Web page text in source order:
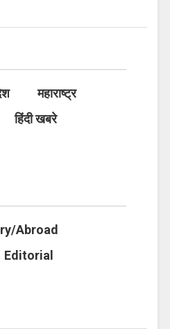
महाराष्ट्र
हिंदी खबरे
Abroad
Editorial